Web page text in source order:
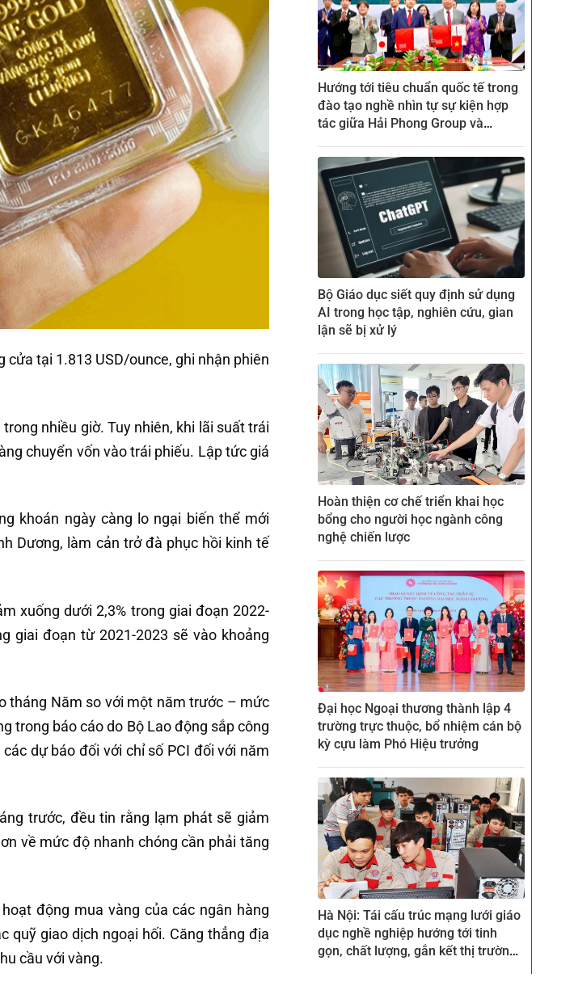
cửa tại 1.813 USD/ounce, ghi nhận phiên
nhiều giờ. Tuy nhiên, khi lãi suất trái
chuyển vốn vào trái phiếu. Lập tức giá
khoán ngày càng lo ngại biến thể mới
Dương, làm cản trở đà phục hồi kinh tế
xuống dưới 2,3% trong giai đoạn 2022-
giai đoạn từ 2021-2023 sẽ vào khoảng
tháng Năm so với một năm trước – mức
trong báo cáo do Bộ Lao động sắp công
dự báo đối với chỉ số PCI đối với năm
trước, đều tin rằng lạm phát sẽ giảm
về mức độ nhanh chóng cần phải tăng
động mua vàng của các ngân hàng
quỹ giao dịch ngoại hối. Căng thẳng địa
cầu với vàng.
Hướng tới tiêu chuẩn quốc tế trong
đào tạo nghề nhìn tự sự kiện hợp
tác giữa Hải Phong Group và
Bộ Giáo dục siết quy định sử dụng
AI trong học tập, nghiên cứu, gian
lận sẽ bị xử lý
Hoàn thiện cơ chế triển khai học
bổng cho người học ngành công
nghệ chiến lược
Đại học Ngoại thương thành lập 4
trường trực thuộc, bổ nhiệm cán bộ
kỳ cựu làm Phó Hiệu trưởng
Hà Nội: Tái cấu trúc mạng lưới giáo
dục nghề nghiệp hướng tới tinh
gọn, chất lượng, gắn kết thị trường